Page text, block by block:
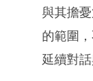
與其擔
的範圍
延續對話